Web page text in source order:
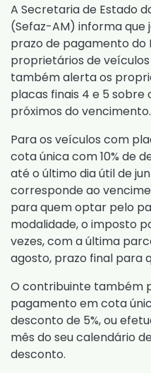
A Secretaria de Estado
(Sefaz-AM) informa que
prazo de pagamento do
proprietários de
também alerta os
placas finais 4 e 5 sobre
próximos do vencimento.
Para os veículos com
cota única com 10% de
até o último dia útil de
corresponde ao
para quem optar pelo
modalidade, o imposto
vezes, com a última
agosto, prazo final para
O contribuinte também
pagamento em cota
desconto de 5%, ou
mês do seu calendário
desconto.